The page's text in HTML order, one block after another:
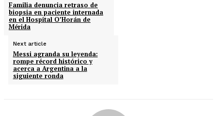
Familia denuncia retraso de
biopsia en paciente internada
en el Hospital O’Horán de
Mérida
Next article
Messi agranda su leyenda:
rompe récord histórico y
acerca a Argentina a la
siguiente ronda